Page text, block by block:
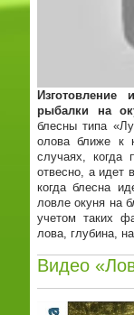
рыбалки на
блесны типа
олова ближе к
случаях, когда
отвесно, а идет
когда блесна
ловле окуня на
учетом таких
лова, глубина,
Видео